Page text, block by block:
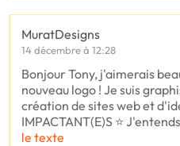
MuratDesigns
14 décembre à 12:28
Bonjour Tony, j'aimerais
nouveau logo ! Je suis
création de sites web et
IMPACTANT(E)S ⭐
le texte